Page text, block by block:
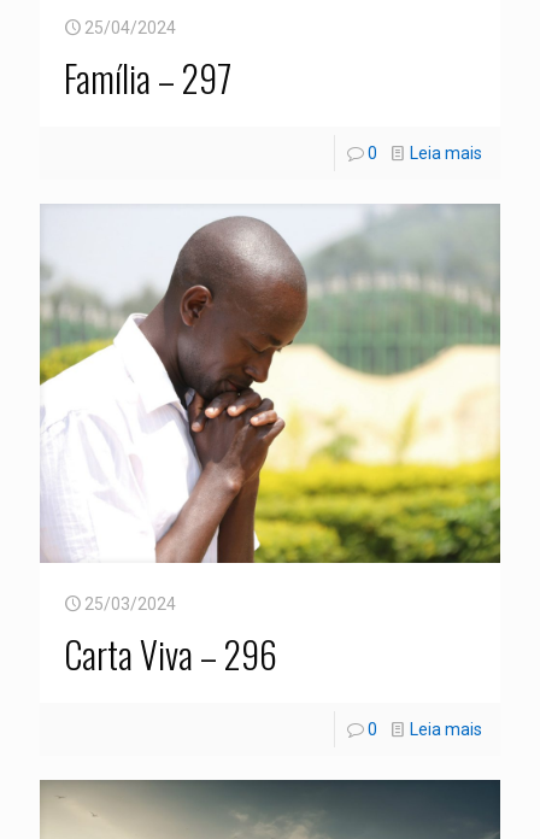
25/04/2024
Família – 297
0 Leia mais
25/03/2024
Carta Viva – 296
0 Leia mais